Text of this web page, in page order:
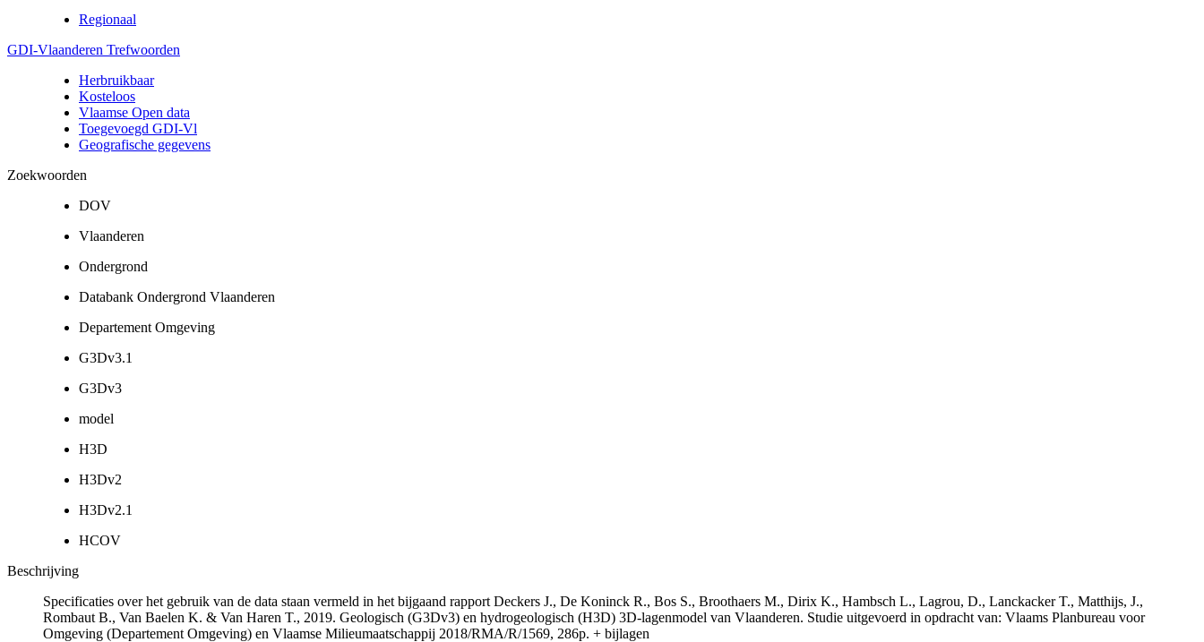
Regionaal
GDI-Vlaanderen Trefwoorden
Herbruikbaar
Kosteloos
Vlaamse Open data
Toegevoegd GDI-Vl
Geografische gegevens
Zoekwoorden
DOV
Vlaanderen
Ondergrond
Databank Ondergrond Vlaanderen
Departement Omgeving
G3Dv3.1
G3Dv3
model
H3D
H3Dv2
H3Dv2.1
HCOV
Beschrijving
Specificaties over het gebruik van de data staan vermeld in het bijgaand rapport Deckers J., De Koninck R., Bos S., Broothaers M., Dirix K., Hambsch L., Lagrou, D., Lanckacker T., Matthijs, J.,
Rombaut B., Van Baelen K. & Van Haren T., 2019. Geologisch (G3Dv3) en hydrogeologisch (H3D) 3D-lagenmodel van Vlaanderen. Studie uitgevoerd in opdracht van: Vlaams Planbureau voor
Omgeving (Departement Omgeving) en Vlaamse Milieumaatschappij 2018/RMA/R/1569, 286p. + bijlagen